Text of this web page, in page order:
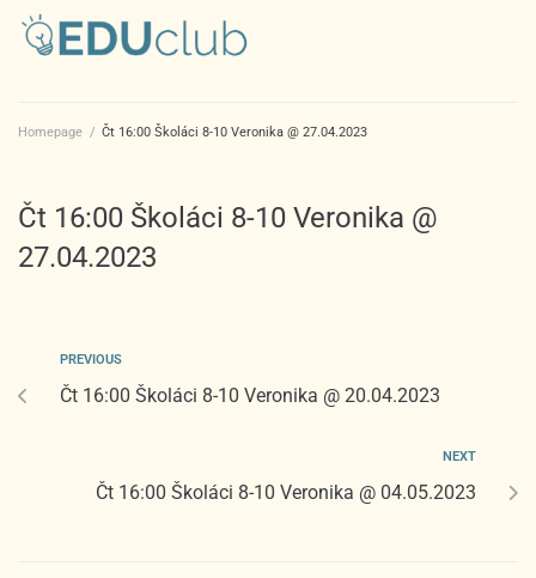
Homepage / Čt 16:00 Školáci 8-10 Veronika @ 27.04.2023
Čt 16:00 Školáci 8-10 Veronika @
27.04.2023
PREVIOUS
Čt 16:00 Školáci 8-10 Veronika @ 20.04.2023
NEXT
Čt 16:00 Školáci 8-10 Veronika @ 04.05.2023